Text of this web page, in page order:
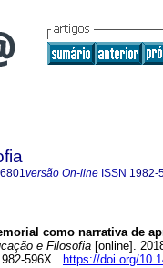
versão On-line ISSN 1982-
como narrativa de
e Filosofia [online].
596X.
https://doi.org/